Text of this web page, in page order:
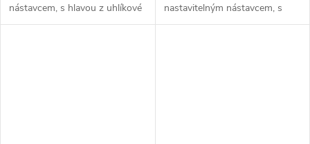
nástavcem, s hlavou z uhlíkové
oceli, s rozměry 14x3x3,6 cm.
nastavitelným nástavcem, s
hlavou z uhlíkové oceli, s